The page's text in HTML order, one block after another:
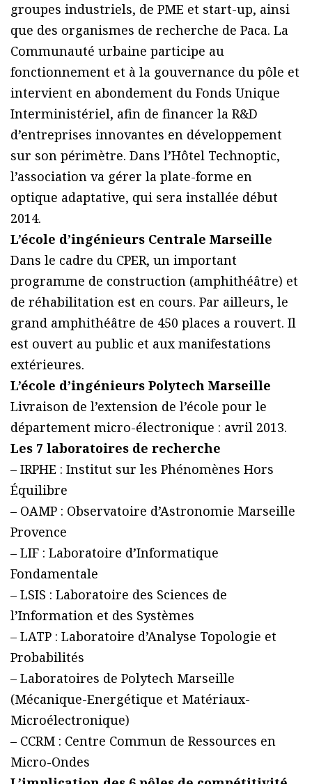
groupes industriels, de PME et start-up, ainsi
que des organismes de recherche de Paca. La
Communauté urbaine participe au
fonctionnement et à la gouvernance du pôle et
intervient en abondement du Fonds Unique
Interministériel, afin de financer la R&D
d’entreprises innovantes en développement
sur son périmètre. Dans l’Hôtel Technoptic,
l’association va gérer la plate-forme en
optique adaptative, qui sera installée début
2014.
L’école d’ingénieurs Centrale Marseille
Dans le cadre du CPER, un important
programme de construction (amphithéâtre) et
de réhabilitation est en cours. Par ailleurs, le
grand amphithéâtre de 450 places a rouvert. Il
est ouvert au public et aux manifestations
extérieures.
L’école d’ingénieurs Polytech Marseille
Livraison de l’extension de l’école pour le
département micro-électronique : avril 2013.
Les 7 laboratoires de recherche
– IRPHE : Institut sur les Phénomènes Hors
Équilibre
– OAMP : Observatoire d’Astronomie Marseille
Provence
– LIF : Laboratoire d’Informatique
Fondamentale
– LSIS : Laboratoire des Sciences de
l’Information et des Systèmes
– LATP : Laboratoire d’Analyse Topologie et
Probabilités
– Laboratoires de Polytech Marseille
(Mécanique-Energétique et Matériaux-
Microélectronique)
– CCRM : Centre Commun de Ressources en
Micro-Ondes